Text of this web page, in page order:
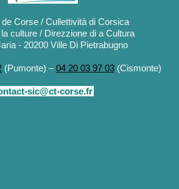
Corse / Cullettività di Corsica
culture / Direzzione di a Cultura
- 20200 Ville Di Pietrabugno
(Pumonte) –04 20 03 97 03 (Cismonte)
sic@ct-corse.fr